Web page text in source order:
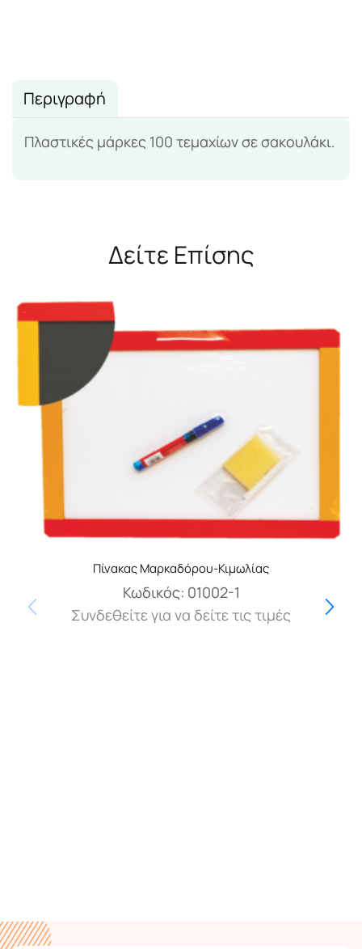
Περιγραφή
Πλαστικές μάρκες 100 τεμαχίων σε σακουλάκι.
Δείτε Επίσης
Πίνακας Μαρκαδόρου-Κιμωλίας
Κωδικός: 01002-1
Συνδεθείτε για να δείτε τις τιμές